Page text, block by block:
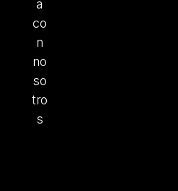
a
co
n
no
so
tro
s